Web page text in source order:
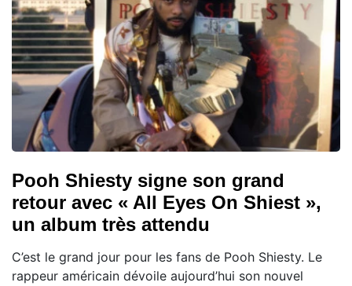
Pooh Shiesty signe son grand
retour avec « All Eyes On Shiest »,
un album très attendu
C’est le grand jour pour les fans de Pooh Shiesty. Le
rappeur américain dévoile aujourd’hui son nouvel